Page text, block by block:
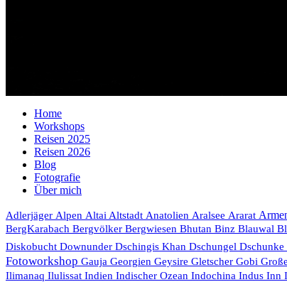
Home
Workshops
Reisen 2025
Reisen 2026
Blog
Fotografie
Über mich
Adlerjäger Alpen Altai Altstadt Anatolien Aralsee Ararat
BergKarabach Bergvölker Bergwiesen Bhutan Binz Blauwal
Diskobucht Downunder Dschingis Khan Dschungel Dschunke
Fotoworkshop Gauja Georgien Geysire Gletscher Gobi
Ilimanaq Ilulissat Indien Indischer Ozean Indochina Indus Inn